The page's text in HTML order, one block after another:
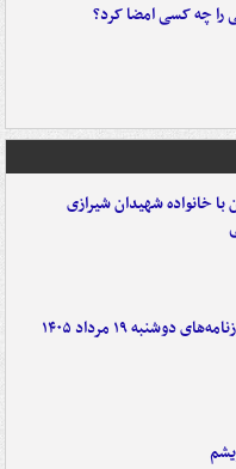
را چه کسی امضا کرد؟
با خانواده‌ شهیدان شیرازی
۱۹ مرداد ۱۴۰۵